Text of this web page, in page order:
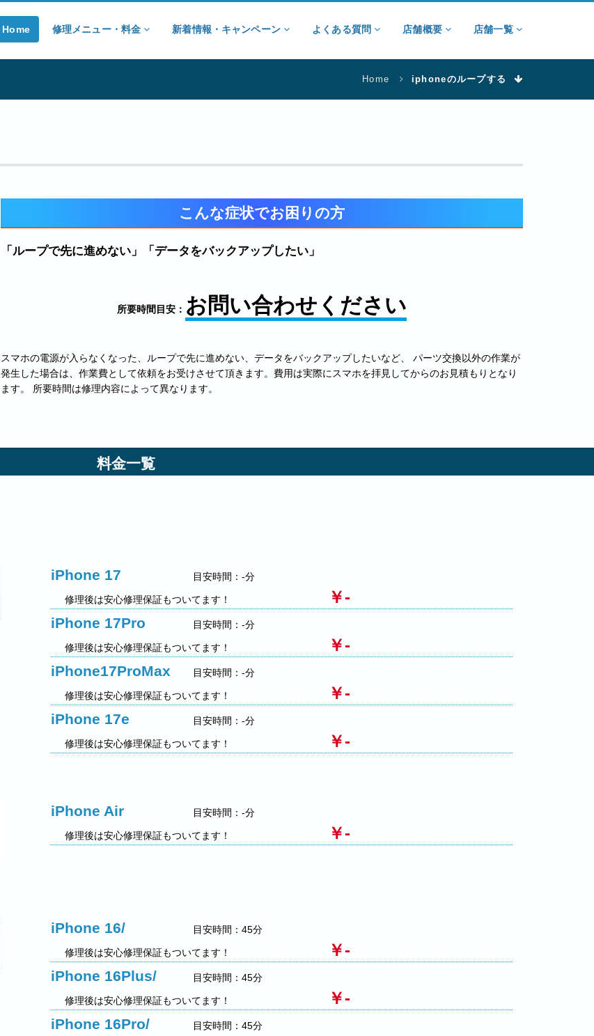
Home 修理メニュー・料金 新着情報・キャンペーン よくある質問 店舗概要 店舗一覧
Home iphoneのループする
こんな症状でお困りの方
「ループで先に進めない」「データをバックアップしたい」
所要時間目安： お問い合わせください
スマホの電源が入らなくなった、ループで先に進めない、データをバックアップしたいなど、 パーツ交換以外の作業が
発生した場合は、作業費として依頼をお受けさせて頂きます。費用は実際にスマホを拝見してからのお見積もりとなり
ます。 所要時間は修理内容によって異なります。
料金一覧
iPhone 17 目安時間：-分
修理後は安心修理保証もついてます！ ￥-
iPhone 17Pro 目安時間：-分
修理後は安心修理保証もついてます！ ￥-
iPhone17ProMax 目安時間：-分
修理後は安心修理保証もついてます！ ￥-
iPhone 17e 目安時間：-分
修理後は安心修理保証もついてます！ ￥-
iPhone Air 目安時間：-分
修理後は安心修理保証もついてます！ ￥-
iPhone 16/ 目安時間：45分
修理後は安心修理保証もついてます！ ￥-
iPhone 16Plus/ 目安時間：45分
修理後は安心修理保証もついてます！ ￥-
iPhone 16Pro/ 目安時間：45分